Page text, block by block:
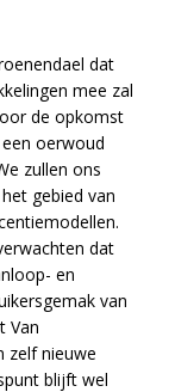
dat
mee zal
de opkomst
oerwoud
zullen ons
gebied van
dat
en
van
Van
zelf nieuwe
blijft wel